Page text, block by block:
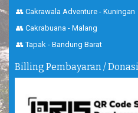
👥 Cakrawala Adventure - Kuningan
👥 Cakrabuana - Malang
👥 Tapak - Bandung Barat
Billing Pembayaran / Donasi